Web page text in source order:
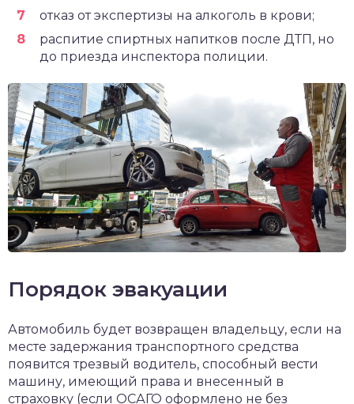
отказ от экспертизы на алкоголь в крови;
распитие спиртных напитков после ДТП, но
до приезда инспектора полиции.
Порядок эвакуации
Автомобиль будет возвращен владельцу, если на
месте задержания транспортного средства
появится трезвый водитель, способный вести
машину, имеющий права и внесенный в
страховку (если ОСАГО оформлено не без